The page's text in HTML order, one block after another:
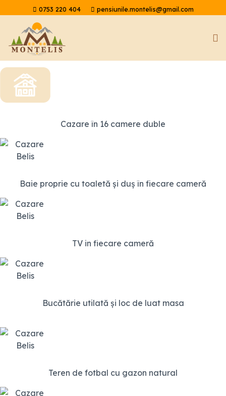
0753 220 404
pensiunile.montelis@gmail.com
Cazare în 16 camere duble
Baie proprie cu toaletă și duș în fiecare cameră
TV in fiecare cameră
Bucătărie utilată și loc de luat masa
Teren de fotbal cu gazon natural